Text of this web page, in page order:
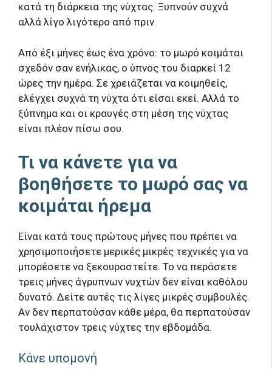
κατά τη διάρκεια της νύχτας. Ξυπνούν συχνά
αλλά λίγο λιγότερο από πριν.
Από έξι μήνες έως ένα χρόνο: το μωρό κοιμάται
σχεδόν σαν ενήλικας, ο ύπνος του διαρκεί 12
ώρες την ημέρα. Σε χρειάζεται να κοιμηθείς,
ελέγχει συχνά τη νύχτα ότι είσαι εκεί. Αλλά το
ξύπνημα και οι κραυγές στη μέση της νύχτας
είναι πλέον πίσω σου.
Τι να κάνετε για να
βοηθήσετε το μωρό σας να
κοιμάται ήρεμα
Είναι κατά τους πρώτους μήνες που πρέπει να
χρησιμοποιήσετε μερικές μικρές τεχνικές για να
μπορέσετε να ξεκουραστείτε. Το να περάσετε
τρεις μήνες άγρυπνων νυχτών δεν είναι καθόλου
δυνατό. Δείτε αυτές τις λίγες μικρές συμβουλές.
Αν δεν περπατούσαν κάθε μέρα, θα περπατούσαν
τουλάχιστον τρεις νύχτες την εβδομάδα.
Κάνε υπομονή